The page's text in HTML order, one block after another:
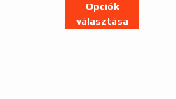
Opciók
választása